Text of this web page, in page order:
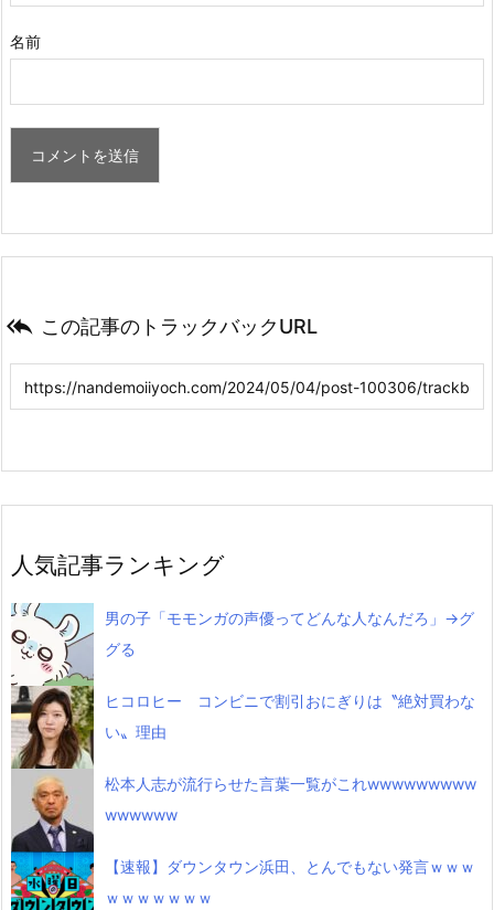
名前
 この記事のトラックバックURL
人気記事ランキング
男の子「モモンガの声優ってどんな人なんだろ」→グ
グる
ヒコロヒー コンビニで割引おにぎりは〝絶対買わな
い〟理由
松本人志が流行らせた言葉一覧がこれwwwwwwwww
wwwwww
【速報】ダウンタウン浜田、とんでもない発言ｗｗｗ
ｗｗｗｗｗｗｗ